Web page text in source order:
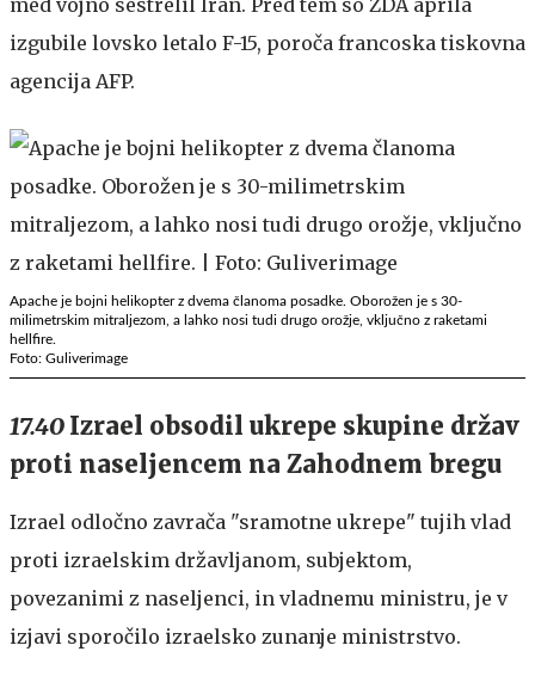
med vojno sestrelil Iran. Pred tem so ZDA aprila
izgubile lovsko letalo F-15, poroča francoska tiskovna
agencija AFP.
Apache je bojni helikopter z dvema članoma posadke. Oborožen je s 30-
milimetrskim mitraljezom, a lahko nosi tudi drugo orožje, vključno z raketami
hellfire.
Foto: Guliverimage
17.40 Izrael obsodil ukrepe skupine držav
proti naseljencem na Zahodnem bregu
Izrael odločno zavrača "sramotne ukrepe" tujih vlad
proti izraelskim državljanom, subjektom,
povezanimi z naseljenci, in vladnemu ministru, je v
izjavi sporočilo izraelsko zunanje ministrstvo.